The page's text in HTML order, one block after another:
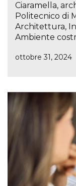
Ciaramella,
Politecnico di
Architettura,
Ambiente
ottobre 31, 2024